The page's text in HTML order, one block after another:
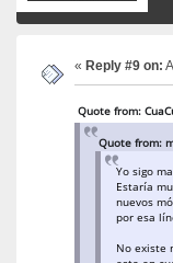
« Reply #9 on:
Quote from:
Quote from:
Yo sigo
Estaría
nuevos
por esa
No existe